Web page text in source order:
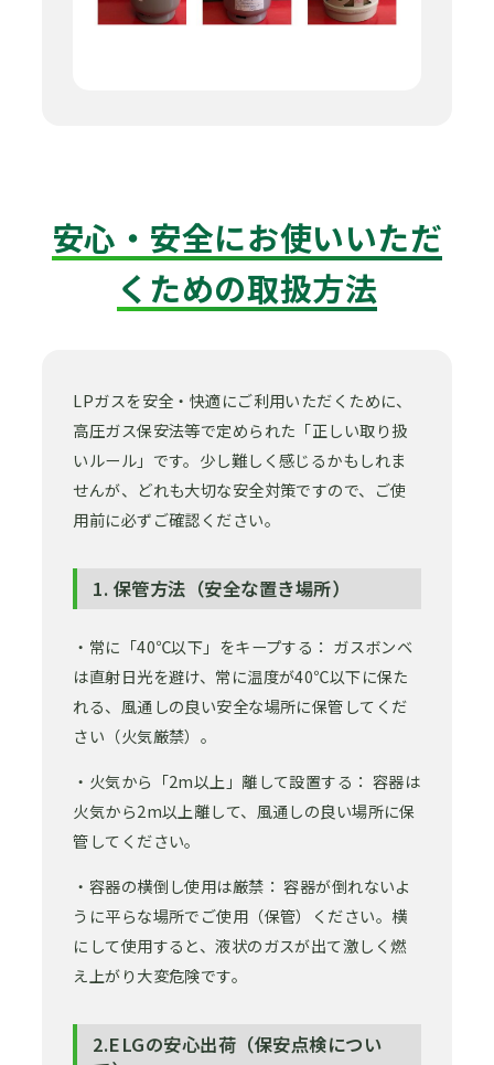
安心・安全にお使いいただ
くための取扱方法
LPガスを安全・快適にご利用いただくために、
高圧ガス保安法等で定められた「正しい取り扱
いルール」です。少し難しく感じるかもしれま
せんが、どれも大切な安全対策ですので、ご使
用前に必ずご確認ください。
1. 保管方法（安全な置き場所）
・常に「40℃以下」をキープする： ガスボンベ
は直射日光を避け、常に温度が40℃以下に保た
れる、風通しの良い安全な場所に保管してくだ
さい（火気厳禁）。
・火気から「2m以上」離して設置する： 容器は
火気から2m以上離して、風通しの良い場所に保
管してください。
・容器の横倒し使用は厳禁： 容器が倒れないよ
うに平らな場所でご使用（保管）ください。横
にして使用すると、液状のガスが出て激しく燃
え上がり大変危険です。
2.ELGの安心出荷（保安点検につい